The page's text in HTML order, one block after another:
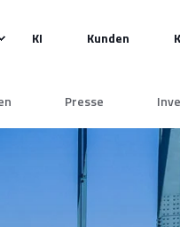
KI Kunden
Presse